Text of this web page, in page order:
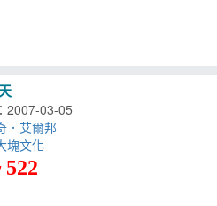
2007-03-05
．艾爾邦
塊文化
522